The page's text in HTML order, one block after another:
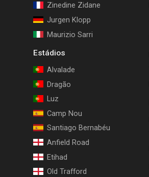
Zinedine Zidane
Jurgen Klopp
Maurizio Sarri
Estádios
Alvalade
Dragão
Luz
Camp Nou
Santiago Bernabéu
Anfield Road
Etihad
Old Trafford